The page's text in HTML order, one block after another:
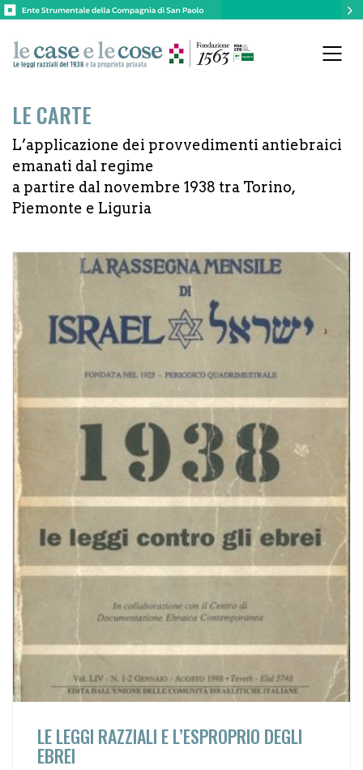
LE CARTE
L’applicazione dei provvedimenti antiebraici
emanati dal regime
a partire dal novembre 1938 tra Torino,
Piemonte e Liguria
LE LEGGI RAZZIALI E L’ESPROPRIO DEGLI
EBREI